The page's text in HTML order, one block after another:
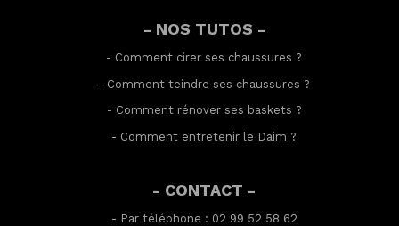
- NOS TUTOS -
- Comment cirer ses chaussures ?
- Comment teindre ses chaussures ?
- Comment rénover ses baskets ?
- Comment entretenir le Daim ?
- CONTACT -
- Par téléphone : 02 99 52 58 62